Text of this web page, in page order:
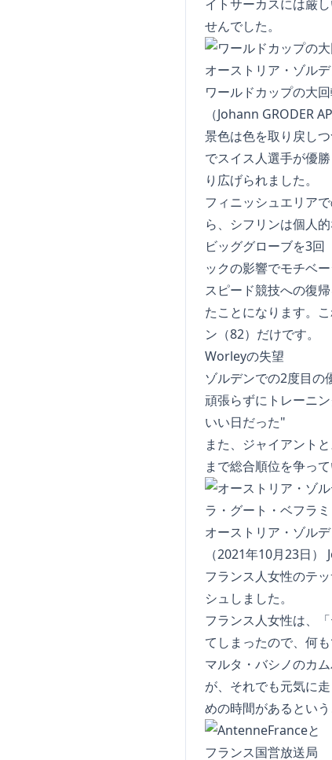
イトサーカスには厳
せんでした。
ワールドカップの大
（Johann GRODER
景色は色を取り戻し
でスイス人選手が優
り広げられました。
フィニッシュエリア
ら、シフリンは個人
ビッググローブを3回
ックの影響でモチベ
スピード競技への復
たことになります。
ン（82）だけです。
Worleyの失望
ゾルデンでの2度目の
頑張らずにトレーニ
いい日だった"
また、ジャイアント
まで総合順位を争っ
オーストリア・ゾル
（2021年10月23日
フランス人女性のテ
シュしました。
フランス人女性は、
てしまったので、何
マルタ・バシノのカ
が、それでも元気に
めの時間があるという